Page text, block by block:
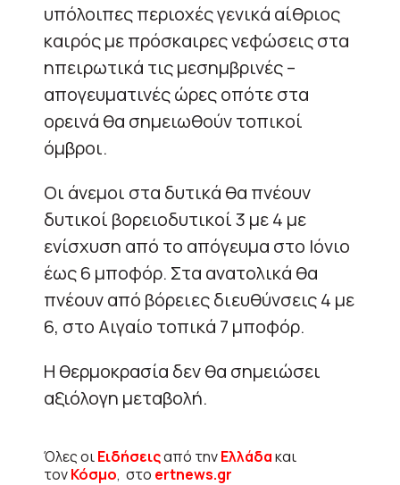
υπόλοιπες περιοχές γενικά αίθριος
καιρός με πρόσκαιρες νεφώσεις στα
ηπειρωτικά τις μεσημβρινές –
απογευματινές ώρες οπότε στα
ορεινά θα σημειωθούν τοπικοί
όμβροι.
Οι άνεμοι στα δυτικά θα πνέουν
δυτικοί βορειοδυτικοί 3 με 4 με
ενίσχυση από το απόγευμα στο Ιόνιο
έως 6 μποφόρ. Στα ανατολικά θα
πνέουν από βόρειες διευθύνσεις 4 με
6, στο Αιγαίο τοπικά 7 μποφόρ.
Η θερμοκρασία δεν θα σημειώσει
αξιόλογη μεταβολή.
Όλες οιΕιδήσειςαπό τηνΕλλάδακαι
τονΚόσμο, στο ertnews.gr